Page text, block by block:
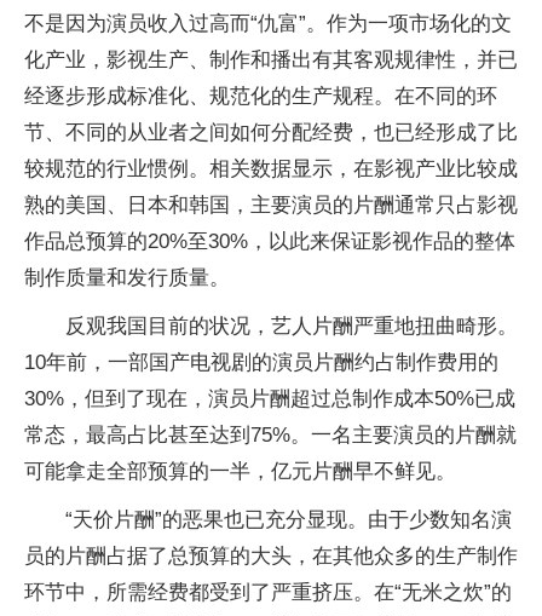
不是因为演员收入过高而“仇富”。作为一项市场化的文
化产业，影视生产、制作和播出有其客观规律性，并已
经逐步形成标准化、规范化的生产规程。在不同的环
节、不同的从业者之间如何分配经费，也已经形成了比
较规范的行业惯例。相关数据显示，在影视产业比较成
熟的美国、日本和韩国，主要演员的片酬通常只占影视
作品总预算的20%至30%，以此来保证影视作品的整体
制作质量和发行质量。
反观我国目前的状况，艺人片酬严重地扭曲畸形。
10年前，一部国产电视剧的演员片酬约占制作费用的
30%，但到了现在，演员片酬超过总制作成本50%已成
常态，最高占比甚至达到75%。一名主要演员的片酬就
可能拿走全部预算的一半，亿元片酬早不鲜见。
“天价片酬”的恶果也已充分显现。由于少数知名演
员的片酬占据了总预算的大头，在其他众多的生产制作
环节中，所需经费都受到了严重挤压。在“无米之炊”的